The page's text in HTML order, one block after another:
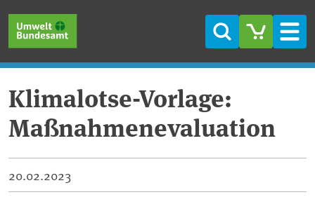
Suche
Klimalotse-Vorlage:
Maßnahmenevaluation
20.02.2023